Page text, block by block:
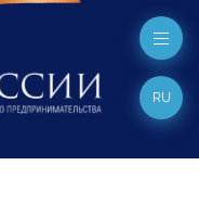
RU